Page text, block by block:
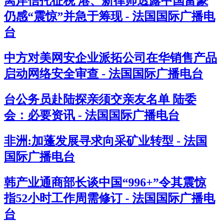
仍感“震惊”并急于筹现 - 法国国际广播电
台
中方对美网安企业派拓公司在华销售产品
启动网络安全审查 - 法国国际广播电台
台公务员赴陆探亲须交亲友名单 陆委
会：必要资讯 - 法国国际广播电台
非洲:加蓬发展寻求向采矿业转型 - 法国
国际广播电台
韩产业通商部长谈中国“996+”令其震惊
指52小时工作周需修订 - 法国国际广播电
台